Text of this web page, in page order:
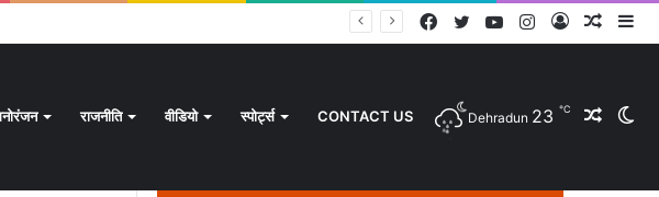
Log
Instagram
YouTube
Twitter
Facebook
राजनीति वीडियो स्पोर्ट्स CONTACT US Dehradun 23 ℃